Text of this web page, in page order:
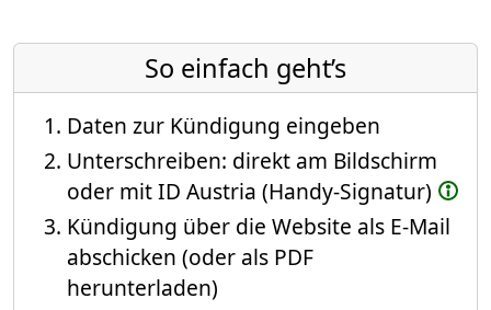
So einfach geht’s
Daten zur Kündigung eingeben
Unterschreiben: direkt am Bildschirm
oder mit ID Austria (Handy-Signatur)
Kündigung über die Website als E-Mail
abschicken (oder als PDF
herunterladen)